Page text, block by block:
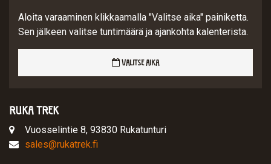
Aloita varaaminen klikkaamalla "Valitse aika" painiketta.
Sen jälkeen valitse tuntimäärä ja ajankohta kalenterista.
VALITSE AIKA
RUKA TREK
Vuosselintie 8, 93830 Rukatunturi
sales@rukatrek.fi